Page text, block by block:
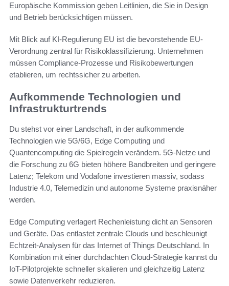
Europäische Kommission geben Leitlinien, die Sie in Design
und Betrieb berücksichtigen müssen.
Mit Blick auf KI-Regulierung EU ist die bevorstehende EU-
Verordnung zentral für Risikoklassifizierung. Unternehmen
müssen Compliance-Prozesse und Risikobewertungen
etablieren, um rechtssicher zu arbeiten.
Aufkommende Technologien und
Infrastrukturtrends
Du stehst vor einer Landschaft, in der aufkommende
Technologien wie 5G/6G, Edge Computing und
Quantencomputing die Spielregeln verändern. 5G-Netze und
die Forschung zu 6G bieten höhere Bandbreiten und geringere
Latenz; Telekom und Vodafone investieren massiv, sodass
Industrie 4.0, Telemedizin und autonome Systeme praxisnäher
werden.
Edge Computing verlagert Rechenleistung dicht an Sensoren
und Geräte. Das entlastet zentrale Clouds und beschleunigt
Echtzeit-Analysen für das Internet of Things Deutschland. In
Kombination mit einer durchdachten Cloud-Strategie kannst du
IoT-Pilotprojekte schneller skalieren und gleichzeitig Latenz
sowie Datenverkehr reduzieren.